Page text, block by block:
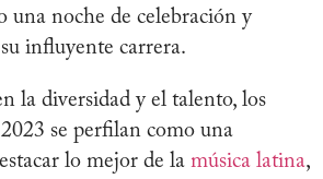
una noche de celebración y
influyente carrera.
la diversidad y el talento, los
se perfilan como una
lo mejor de la música latina,